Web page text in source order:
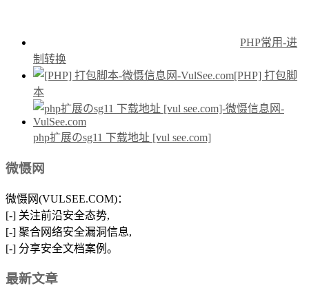
PHP常用-进
制转换
[PHP] 打包脚
本
php扩展のsg11 下载地址 [vul see.com]
微慑网
微慑网(VULSEE.COM)：
[-] 关注前沿安全态势,
[-] 聚合网络安全漏洞信息,
[-] 分享安全文档案例。
最新文章